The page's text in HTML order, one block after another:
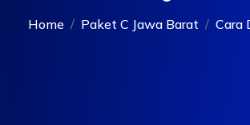
Home Paket C Jawa Barat Cara